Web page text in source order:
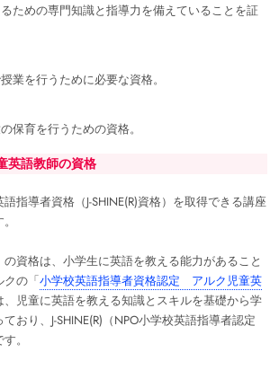
ための専門知識と指導力を備えていることを証
業を行うために必要な資格。
保育を行うための資格。
英語教師の資格
指導者資格（J-SHINE(R)資格）を取得できる講座
の資格は、小学生に英語を教える能力があること
クの「小学校英語指導者資格認定 アルク児童英
、児童に英語を教える知識とスキルを基礎から学
おり、J-SHINE(R)（NPO小学校英語指導者認定
。